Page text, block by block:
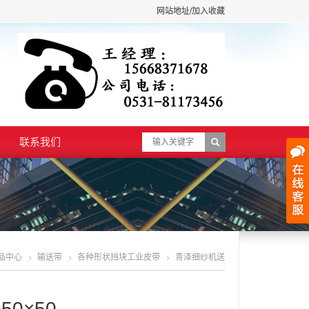
网站地址/加入收藏
联系我们
中心 输送带 各种形状挡块工业皮带 青泽细纱机送